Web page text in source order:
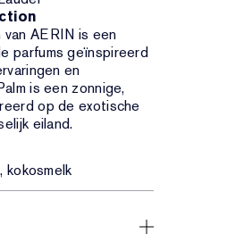
AERIN is een
parfums geïnspireerd
en
is een zonnige,
op de exotische
eiland.
kokosmelk